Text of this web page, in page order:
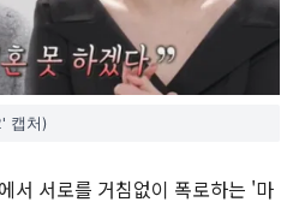
캡처)
서 서로를 거침없이 폭로하는 '마